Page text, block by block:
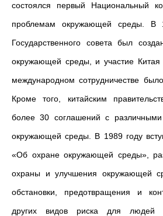
состоялся первый Национальный
проблемам окружающей среды. В
Государственного совета был
окружающей среды, и участие Китая
международном сотрудничестве
Кроме того, китайским
более 30 соглашений с
окружающей среды. В 1989 году
«Об охране окружающей среды»,
охраны и улучшения окружающей
обстановки, предотвращения и
других видов риска для людей